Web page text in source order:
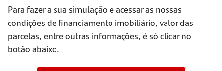
Para fazer a sua simulação e acessar as nossas
condições de financiamento imobiliário, valor das
parcelas, entre outras informações, é só clicar no
botão abaixo.